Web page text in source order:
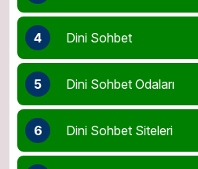
4 Dini Sohbet
5 Dini Sohbet Odaları
6 Dini Sohbet Siteleri